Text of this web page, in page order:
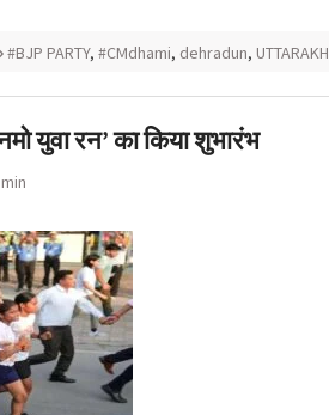
#BJP PARTY, #CMdhami, dehradun,
युवा रन’ का किया शुभारंभ